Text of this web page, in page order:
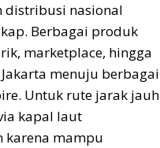
distribusi nasional
Berbagai produk
marketplace, hingga
menuju berbagai
Untuk rute jarak jauh
kapal laut
karena mampu